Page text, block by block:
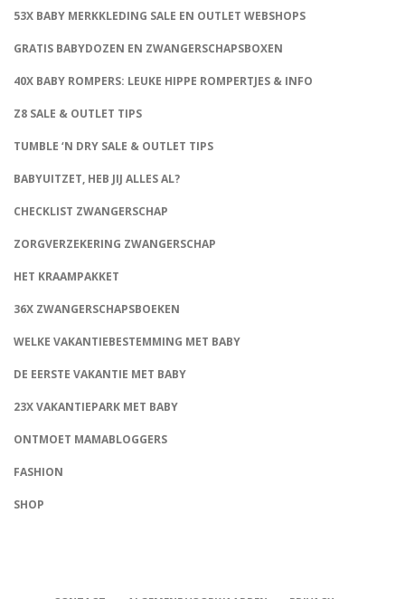
53X BABY MERKKLEDING SALE EN OUTLET WEBSHOPS
GRATIS BABYDOZEN EN ZWANGERSCHAPSBOXEN
40X BABY ROMPERS: LEUKE HIPPE ROMPERTJES & INFO
Z8 SALE & OUTLET TIPS
TUMBLE ‘N DRY SALE & OUTLET TIPS
BABYUITZET, HEB JIJ ALLES AL?
CHECKLIST ZWANGERSCHAP
ZORGVERZEKERING ZWANGERSCHAP
HET KRAAMPAKKET
36X ZWANGERSCHAPSBOEKEN
WELKE VAKANTIEBESTEMMING MET BABY
DE EERSTE VAKANTIE MET BABY
23X VAKANTIEPARK MET BABY
ONTMOET MAMABLOGGERS
FASHION
SHOP